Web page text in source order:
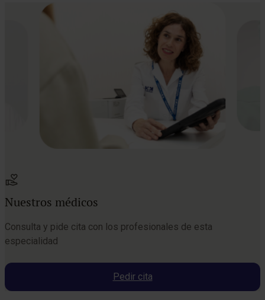
Nuestros médicos
Consulta y pide cita con los profesionales de esta
especialidad
Pedir cita